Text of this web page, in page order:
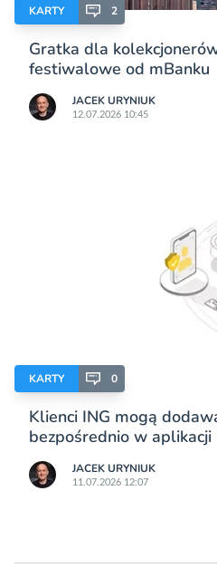
KARTY 2
Gratka dla
festiwalowe od mBanku
JACEK URYNIUK
12.07.2026 10:45
KARTY 0
Klienci ING mogą
bezpośrednio w
JACEK URYNIUK
11.07.2026 12:07